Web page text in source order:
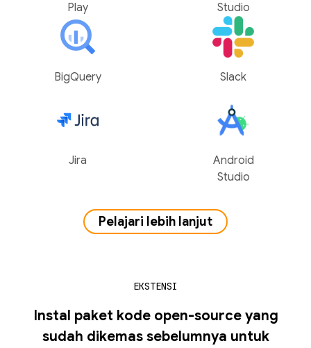
Play
Studio
BigQuery Slack
Jira
Android
Studio
Pelajari lebih lanjut
EKSTENSI
Instal paket kode open-source yang
sudah dikemas sebelumnya untuk